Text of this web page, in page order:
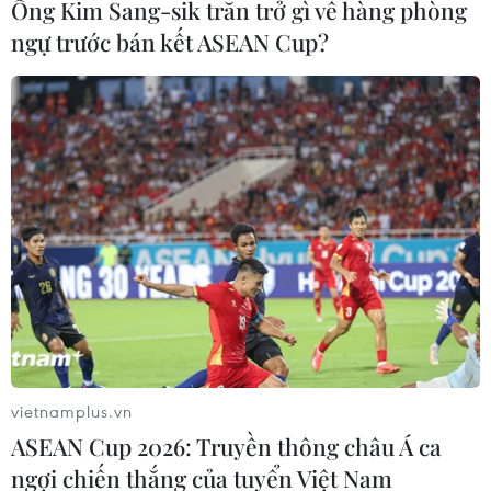
Thanh Hóa dự kiến bắn pháo hoa vào
dịp Quốc khánh 2/9
06/08/2026 09:58
Tà áo truyền thống “đan kết” tình
hữu nghị 50 năm Việt Nam-Thái Lan
06/08/2026 07:30
Nâng cấp Quảng Ninh, Bắc Ninh:
Tạo tiền đề phát triển văn hóa du lịch
địa phương
06/08/2026 07:30
Ông Kim Sang-sik trăn trở gì về hàng phòng
ngự trước bán kết ASEAN Cup?
vietnamplus.vn
ASEAN Cup 2026: Truyền thông châu Á ca
ngợi chiến thắng của tuyển Việt Nam